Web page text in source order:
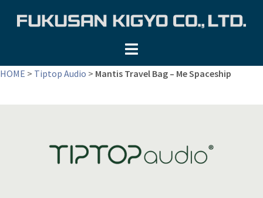
ツ
HOME > Tiptop Audio > Mantis Travel Bag – Me Spaceship